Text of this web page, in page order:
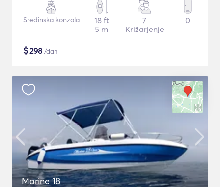
Sredinska konzola
18 ft
5 m
7
Križarjenje
0
$298 /dan
Marine 18